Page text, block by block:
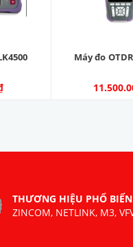
Máy đo
THƯƠNG HIỆU PHỔ BIẾN
ZINCOM, NETLINK, M3,